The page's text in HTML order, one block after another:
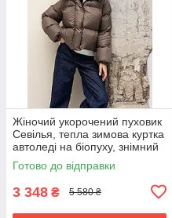
Жіночий укорочений пуховик
Севілья, тепла зимова куртка
автоледі на біопуху, знімний
капюшон 40–50 шоколад
Готово до відправки
3 348 ₴ 5 580 ₴